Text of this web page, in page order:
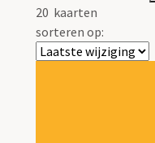
20 kaarten
sorteren op: